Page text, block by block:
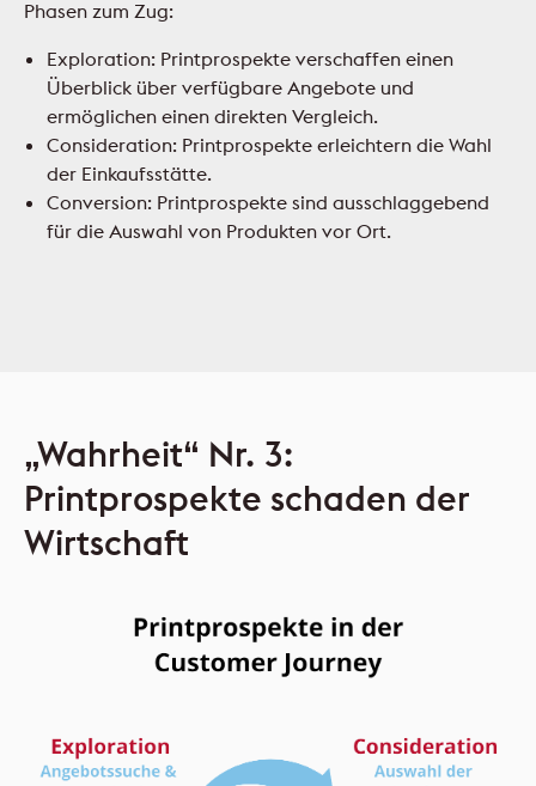
Phasen zum Zug:
Exploration: Printprospekte verschaffen einen
Überblick über verfügbare Angebote und
ermöglichen einen direkten Vergleich.
Consideration: Printprospekte erleichtern die Wahl
der Einkaufsstätte.
Conversion: Printprospekte sind ausschlaggebend
für die Auswahl von Produkten vor Ort.
„Wahrheit“ Nr. 3:
Printprospekte schaden der
Wirtschaft